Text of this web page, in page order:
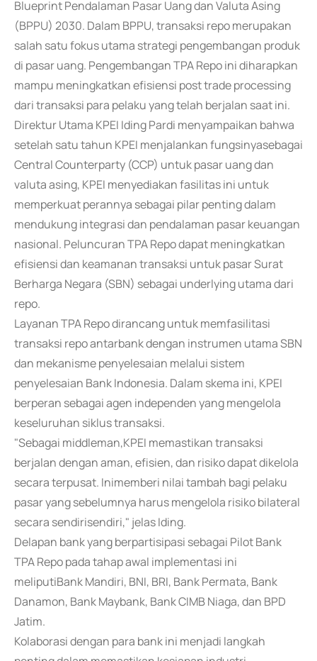
Blueprint Pendalaman Pasar Uang dan Valuta Asing
(BPPU) 2030. Dalam BPPU, transaksi repo merupakan
salah satu fokus utama strategi pengembangan produk
di pasar uang. Pengembangan TPA Repo ini diharapkan
mampu meningkatkan efisiensi post trade processing
dari transaksi para pelaku yang telah berjalan saat ini.
Direktur Utama KPEI Iding Pardi menyampaikan bahwa
setelah satu tahun KPEI menjalankan fungsinyasebagai
Central Counterparty (CCP) untuk pasar uang dan
valuta asing, KPEI menyediakan fasilitas ini untuk
memperkuat perannya sebagai pilar penting dalam
mendukung integrasi dan pendalaman pasar keuangan
nasional. Peluncuran TPA Repo dapat meningkatkan
efisiensi dan keamanan transaksi untuk pasar Surat
Berharga Negara (SBN) sebagai underlying utama dari
repo.
Layanan TPA Repo dirancang untuk memfasilitasi
transaksi repo antarbank dengan instrumen utama SBN
dan mekanisme penyelesaian melalui sistem
penyelesaian Bank Indonesia. Dalam skema ini, KPEI
berperan sebagai agen independen yang mengelola
keseluruhan siklus transaksi.
"Sebagai middleman,KPEI memastikan transaksi
berjalan dengan aman, efisien, dan risiko dapat dikelola
secara terpusat. Inimemberi nilai tambah bagi pelaku
pasar yang sebelumnya harus mengelola risiko bilateral
secara sendirisendiri," jelas Iding.
Delapan bank yang berpartisipasi sebagai Pilot Bank
TPA Repo pada tahap awal implementasi ini
meliputiBank Mandiri, BNI, BRI, Bank Permata, Bank
Danamon, Bank Maybank, Bank CIMB Niaga, dan BPD
Jatim.
Kolaborasi dengan para bank ini menjadi langkah